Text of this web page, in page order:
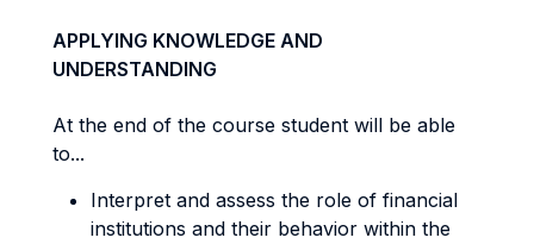
APPLYING KNOWLEDGE AND
UNDERSTANDING
At the end of the course student will be able
to...
Interpret and assess the role of financial
institutions and their behavior within the